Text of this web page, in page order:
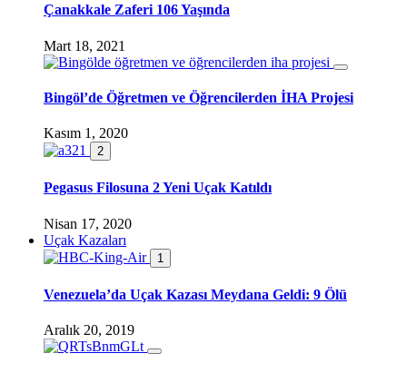
Çanakkale Zaferi 106 Yaşında
Mart 18, 2021
Bingöl’de Öğretmen ve Öğrencilerden İHA Projesi
Kasım 1, 2020
2
Pegasus Filosuna 2 Yeni Uçak Katıldı
Nisan 17, 2020
Uçak Kazaları
1
Venezuela’da Uçak Kazası Meydana Geldi: 9 Ölü
Aralık 20, 2019